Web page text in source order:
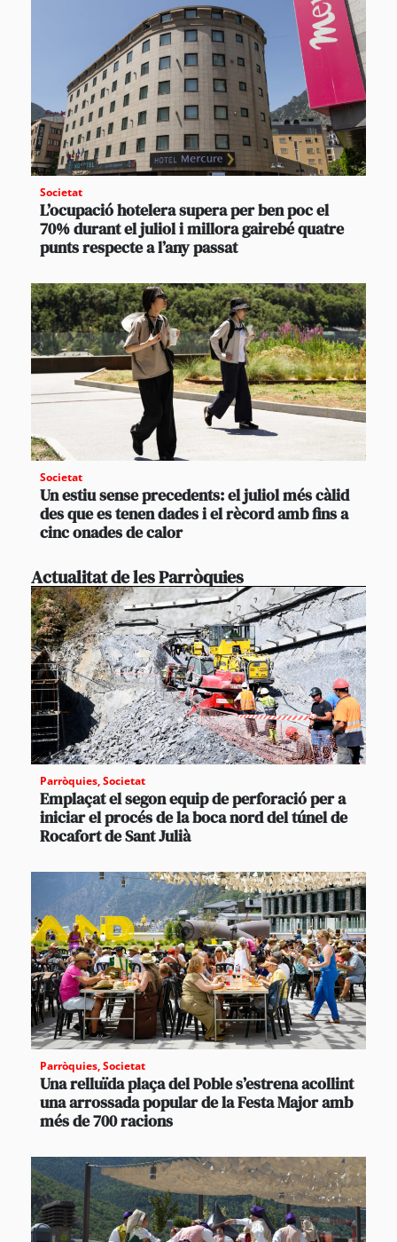
Societat
L’ocupació hotelera supera per ben poc el
70% durant el juliol i millora gairebé quatre
punts respecte a l’any passat
Societat
Un estiu sense precedents: el juliol més càlid
des que es tenen dades i el rècord amb fins a
cinc onades de calor
Actualitat de les Parròquies
Parròquies,Societat
Emplaçat el segon equip de perforació per a
iniciar el procés de la boca nord del túnel de
Rocafort de Sant Julià
Parròquies,Societat
Una relluïda plaça del Poble s’estrena acollint
una arrossada popular de la Festa Major amb
més de 700 racions